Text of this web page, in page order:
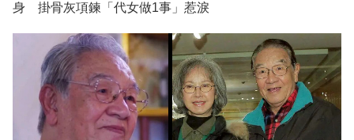
身 掛骨灰項鍊「代女做1事」惹淚